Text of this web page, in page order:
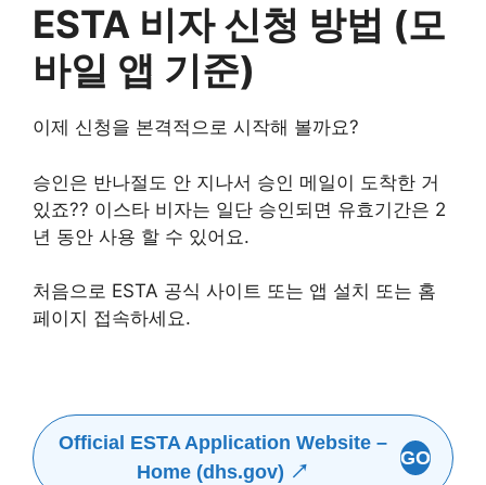
ESTA 비자 신청 방법 (모
바일 앱 기준)
이제 신청을 본격적으로 시작해 볼까요?
승인은 반나절도 안 지나서 승인 메일이 도착한 거
있죠?? 이스타 비자는 일단 승인되면 유효기간은 2
년 동안 사용 할 수 있어요.
처음으로 ESTA 공식 사이트 또는 앱 설치 또는 홈
페이지 접속하세요.
Official ESTA Application Website –
Home (dhs.gov) ↗
GO